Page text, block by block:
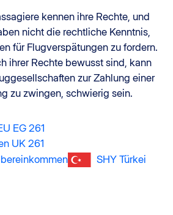
kennen ihre Rechte, und
nicht die rechtliche Kenntnis,
für Flugverspätungen zu fordern.
ihrer Rechte bewusst sind, kann
zur Zahlung einer
zu zwingen, schwierig sein.
EG 261
UK 261
SHY Türkei